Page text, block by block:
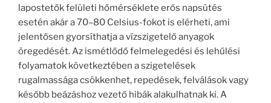
lapostetők felületi hőmérséklete erős napsütés
esetén akár a 70–80 Celsius-fokot is elérheti, ami
jelentősen gyorsíthatja a vízszigetelő anyagok
öregedését. Az ismétlődő felmelegedési és lehűlési
folyamatok következtében a szigetelések
rugalmassága csökkenhet, repedések, felválások vagy
később beázáshoz vezető hibák alakulhatnak ki. A